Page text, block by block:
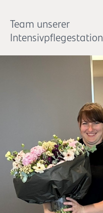
Team unserer
Intensivpflegestation